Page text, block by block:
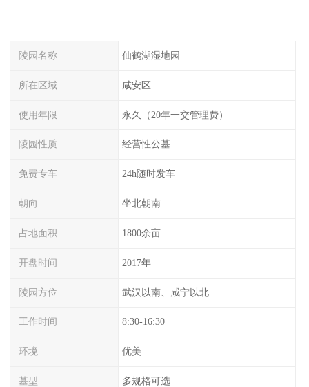
陵园名称 仙鹤湖湿地园
所在区域 咸安区
使用年限 永久（20年一交管理费）
陵园性质 经营性公墓
免费专车 24h随时发车
朝向 坐北朝南
占地面积 1800余亩
开盘时间 2017年
陵园方位 武汉以南、咸宁以北
工作时间 8:30-16:30
环境 优美
墓型 多规格可选